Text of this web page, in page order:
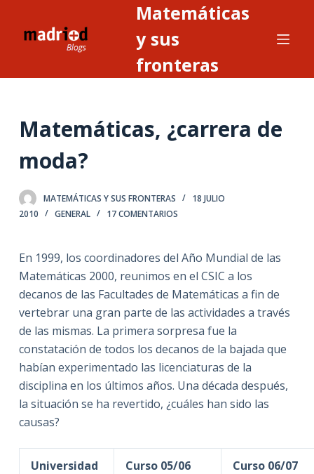
n
n
d
o
Matemáticas
y sus
fronteras
Matemáticas, ¿carrera de
moda?
MATEMÁTICAS Y SUS FRONTERAS
18 JULIO
2010
GENERAL 17 COMENTARIOS
En 1999, los coordinadores del Año Mundial de las
Matemáticas 2000, reunimos en el CSIC a los
decanos de las Facultades de Matemáticas a fin de
vertebrar una gran parte de las actividades a través
de las mismas. La primera sorpresa fue la
constatación de todos los decanos de la bajada que
habían experimentado las licenciaturas de la
disciplina en los últimos años. Una década después,
la situación se ha revertido, ¿cuáles han sido las
causas?
Universidad Curso 05/06 Curso 06/07